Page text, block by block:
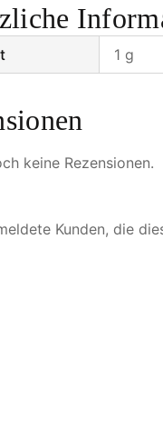
1 g
keine Rezensionen.
Kunden, die